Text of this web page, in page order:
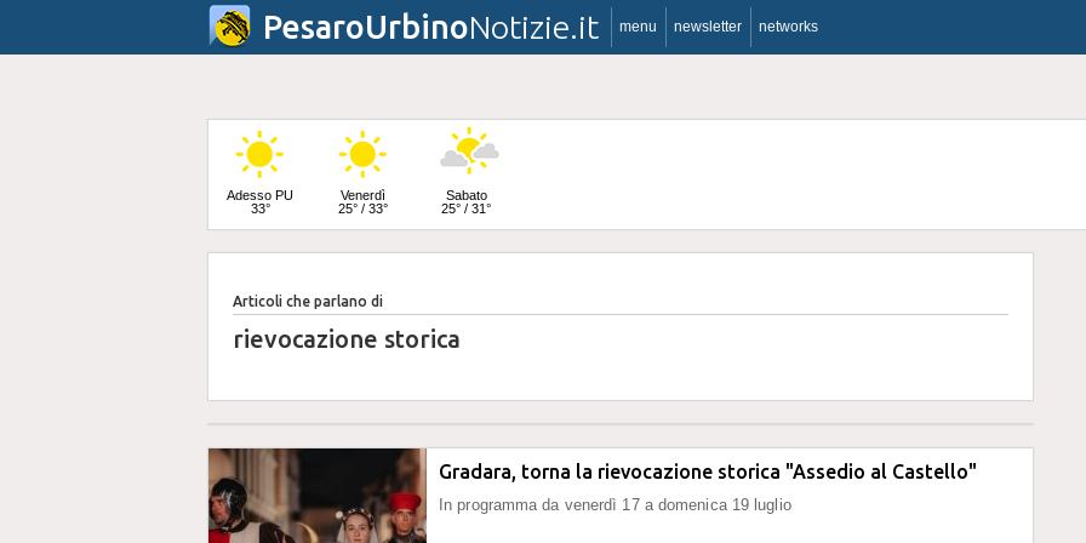
PesaroUrbinoNotizie.it menu newsletter networks
Adesso PU
33°
Venerdì
25° / 33°
Sabato
25° / 31°
Domenica
24° / 32°
Articoli che parlano di
rievocazione storica
Gradara, torna la rievocazione storica "Assedio al Castello"
In programma da venerdì 17 a domenica 19 luglio